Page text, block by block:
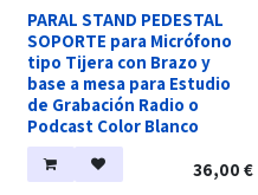
PARAL STAND PEDESTAL
SOPORTE para Micrófono
tipo Tijera con Brazo y
base a mesa para Estudio
de Grabación Radio o
Podcast Color Blanco
36,00 €